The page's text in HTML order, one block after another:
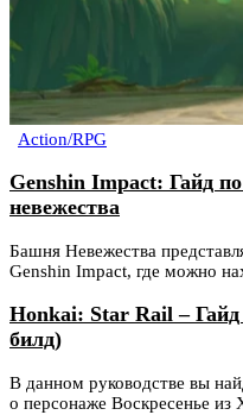
Action/RPG
Genshin Impact: Гайд
невежества
Башня Невежества
Genshin Impact, где можно
Honkai: Star Rail –
билд)
В данном руководстве вы
о персонаже Воскресенье из